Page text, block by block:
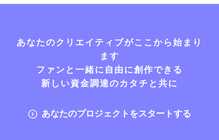
あなたのクリエイティブがここから始まり
ます
ファンと一緒に自由に創作できる
新しい資金調達のカタチと共に
あなたのプロジェクトをスタートする